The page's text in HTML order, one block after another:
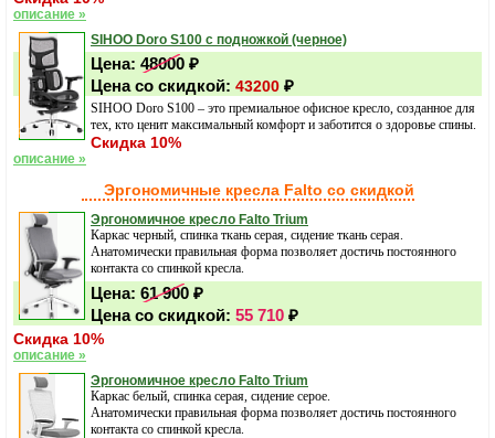
описание »
SIHOO Doro S100 с подножкой (черное)
Цена: 48000 ₽
Цена со скидкой: 43200 ₽
SIHOO Doro S100 – это премиальное офисное кресло, созданное для
тех, кто ценит максимальный комфорт и заботится о здоровье спины.
Скидка 10%
описание »
Эргономичные кресла Falto со скидкой
Эргономичное кресло Falto Trium
Каркас черный, спинка ткань серая, сидение ткань серая.
Анатомически правильная форма позволяет достичь постоянного
контакта со спинкой кресла.
Цена: 61 900 ₽
Цена со скидкой: 55 710 ₽
Скидка 10%
описание »
Эргономичное кресло Falto Trium
Каркас белый, спинка серая, сидение серое.
Анатомически правильная форма позволяет достичь постоянного
контакта со спинкой кресла.